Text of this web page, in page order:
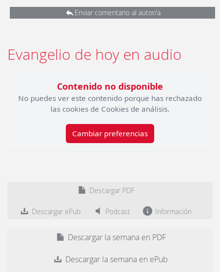
Enviar comentario al autor/a
Evangelio de hoy en audio
Contenido no disponible
No puedes ver este contenido porque has rechazado
las cookies de Cookies de análisis.
Cambiar preferencias
Descargar PDF
Descargar ePub Podcast Información
Descargar la semana en PDF
Descargar la semana en ePub